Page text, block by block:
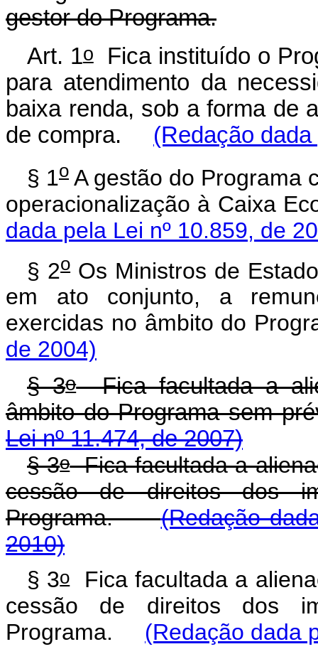
gestor do Programa.
Art. 1oFica instituído o
para atendimento da
baixa renda, sob a forma de
de compra. (Redação
§ 1o A gestão do Programa
operacionalização à Caixa
dada pela Lei nº 10.859, de
§ 2oOs Ministros de
em ato conjunto, a
exercidas no âmbito do
de 2004)
§ 3oFica facultada a
âmbito do Programa sem
Lei nº 11.474, de 2007)
§ 3oFica facultada a
cessão de direitos dos
Programa.(Redação
2010)
§ 3oFica facultada a
cessão de direitos dos
Programa. (Redação dada